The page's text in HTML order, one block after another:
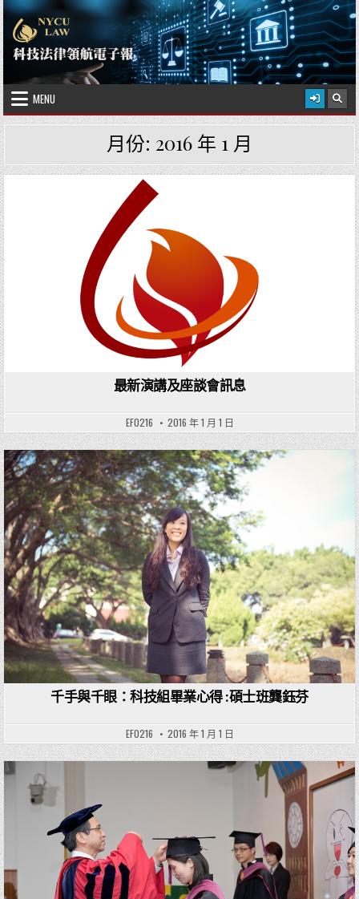
Skip to content 2026 年 8 月 6 日
國立陽明交通大學科技法律學院
MENU
月份: 2016 年 1 月
最新演講及座談會訊息
EF0216 2016 年 1 月 1 日
Posted in
千手與千眼：科技組畢業心得 :碩士班龔鈺芬
EF0216 2016 年 1 月 1 日